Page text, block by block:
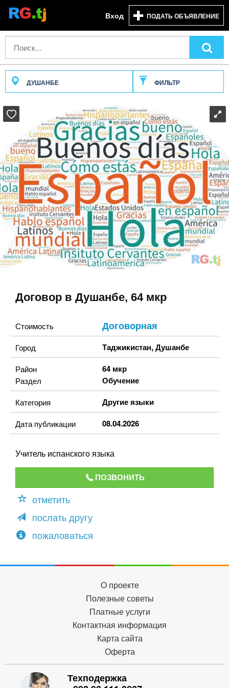
Вход ПОДАТЬ ОБЪЯВЛЕНИЕ
ДУШАНБЕ ФИЛЬТР
Договор в Душанбе, 64 мкр
Стоимость Договорная
Город Таджикистан,Душанбе
Район 64 мкр
Раздел Обучение
Категория Другие языки
Дата публикации 08.04.2026
Учитель испанского языка
ПОЗВОНИТЬ
отметить
послать другу
пожаловаться
О проекте
Полезные советы
Платные услуги
Контактная информация
Карта сайта
Оферта
Техподержка